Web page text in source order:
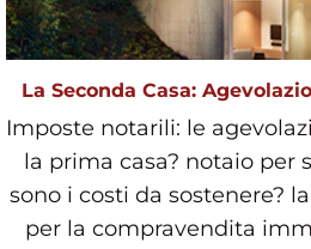
La Seconda Casa:
Imposte notarili: le
la prima casa? notaio per
sono i costi da sostenere?
per la compravendita